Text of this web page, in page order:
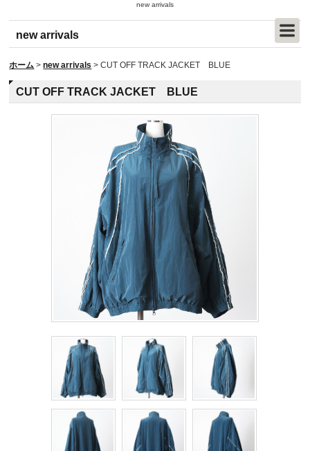
new arrivals
new arrivals
ホーム > new arrivals > CUT OFF TRACK JACKET BLUE
CUT OFF TRACK JACKET BLUE